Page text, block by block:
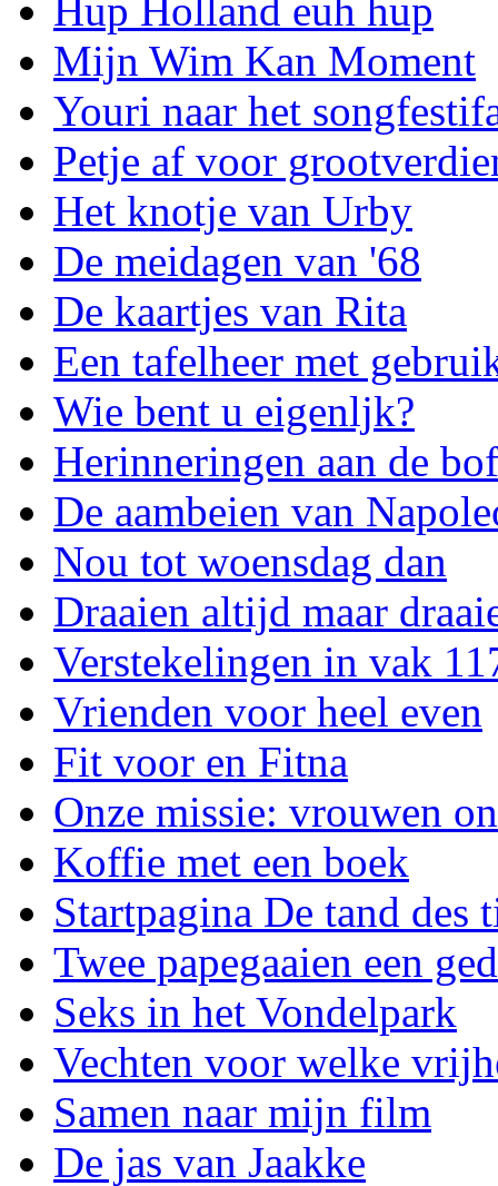
Hup Holland euh hup
Mijn Wim Kan Moment
Youri naar het
Petje af voor
Het knotje van Urby
De meidagen van '68
De kaartjes van Rita
Een tafelheer met
Wie bent u eigenljk?
Herinneringen aan de bof
De aambeien van
Nou tot woensdag dan
Draaien altijd maar
Verstekelingen in vak
Vrienden voor heel even
Fit voor en Fitna
Onze missie: vrouwen
Koffie met een boek
Startpagina De tand des
Twee papegaaien een
Seks in het Vondelpark
Vechten voor welke
Samen naar mijn film
De jas van Jaakke